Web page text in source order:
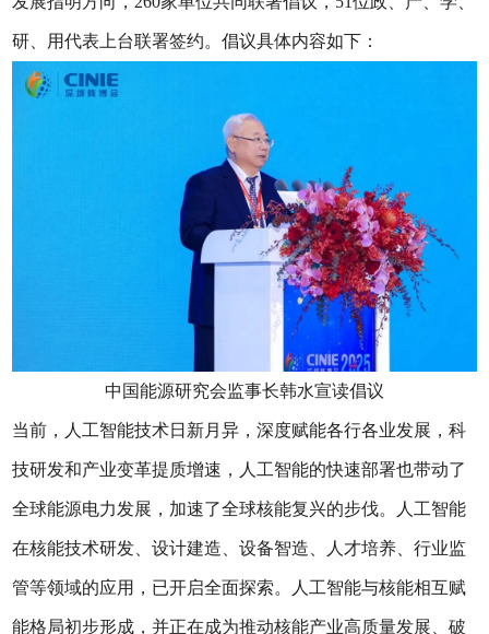
研、用代表上台联署签约。倡议具体内容如下：
中国能源研究会监事长韩水宣读倡议
当前，人工智能技术日新月异，深度赋能各行各业发展，科
技研发和产业变革提质增速，人工智能的快速部署也带动了
全球能源电力发展，加速了全球核能复兴的步伐。人工智能
在核能技术研发、设计建造、设备智造、人才培养、行业监
管等领域的应用，已开启全面探索。人工智能与核能相互赋
能格局初步形成，并正在成为推动核能产业高质量发展、破